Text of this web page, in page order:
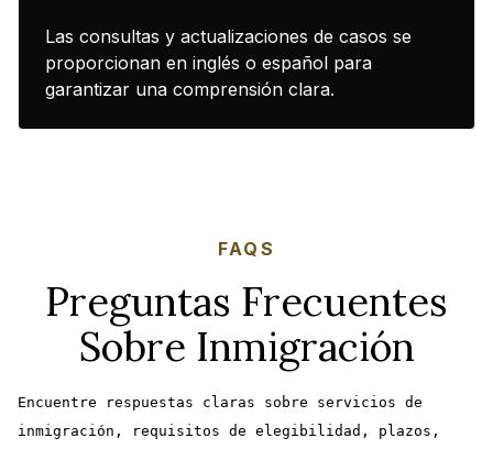
Las consultas y actualizaciones de casos se
proporcionan en inglés o español para
garantizar una comprensión clara.
FAQS
Preguntas Frecuentes
Sobre Inmigración
Encuentre respuestas claras sobre servicios de
inmigración, requisitos de elegibilidad, plazos,